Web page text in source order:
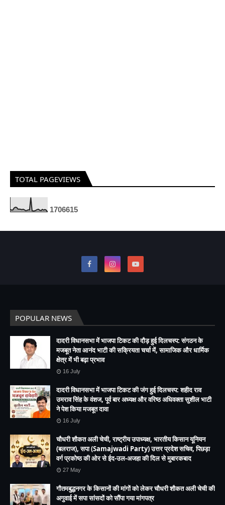
TOTAL PAGEVIEWS
1706615
POPULAR NEWS
दादरी विधानसभा में भाजपा टिकट की दौड़ हुई दिलचस्प: संगठन के
मजबूत नेता आनंद भाटी की सक्रियता चर्चा में, सामाजिक और धार्मिक
क्षेत्र में भी बढ़ा प्रभाव
16 July
दादरी विधानसभा में भाजपा टिकट की जंग हुई दिलचस्प: शहीद राव
उमराव सिंह के वंशज, पूर्व बार अध्यक्ष और वरिष्ठ अधिवक्ता सुशील भाटी
ने पेश किया मजबूत दावा
16 July
चौधरी शौकत अली चेची, राष्ट्रीय उपाध्यक्ष, भारतीय किसान यूनियन
(बलराज), सपा (Samajwadi Party) उत्तर प्रदेश सचिव, पिछड़ा
वर्ग प्रकोष्ठ की ओर से ईद-उल-अजहा की दिल से मुबारकबाद
27 May
गौतमबुद्धनगर के किसानों की मांगों को लेकर चौधरी शौकत अली चेची की
अगुवाई में सपा सांसदों को सौंपा गया मांगपत्र